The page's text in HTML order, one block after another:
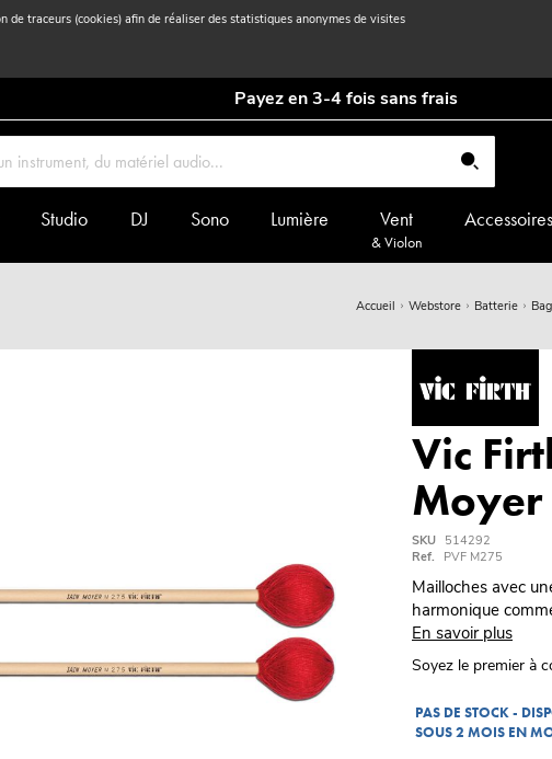
traceurs (cookies) afin de réaliser des statistiques anonymes de visites
Payez en 3-4 fois sans frais
Studio DJ Sono Lumière Vent
& Violon
Accessoires
Accueil Webstore Batterie
Vic
SKU 514292
Ref.
PVF M275
Mailloches avec
harmonique
En savoir plus
Soyez le premier à
PAS DE STOCK -
SOUS 2 MOIS EN